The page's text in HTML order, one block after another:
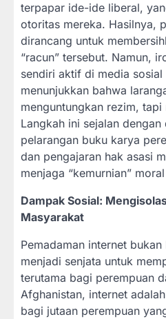
terpapar ide-ide liberal,
otoritas mereka. Hasilnya,
dirancang untuk
“racun” tersebut. Namun,
sendiri aktif di media
menunjukkan bahwa
menguntungkan rezim,
Langkah ini sejalan
pelarangan buku karya
dan pengajaran hak asasi
menjaga “kemurnian”
Dampak Sosial:
Masyarakat
Pemadaman internet
menjadi senjata untuk
terutama bagi perempuan
Afghanistan, internet
bagi jutaan perempuan